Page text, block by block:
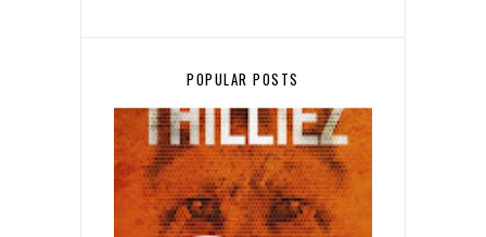
POPULAR POSTS